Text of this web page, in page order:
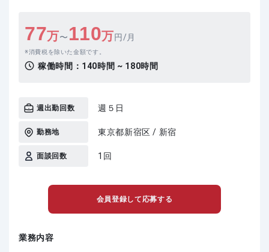
77万〜 110万円/月
消費税を除いた金額です。
稼働時間： 140時間 ~ 180時間
週出勤回数 週５日
勤務地 東京都新宿区 / 新宿
面談回数 1回
会員登録して応募する
業務内容